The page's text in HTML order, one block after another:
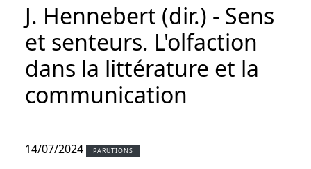
J. Hennebert (dir.) - Sens
et senteurs. L'olfaction
dans la littérature et la
communication
14/07/2024 PARUTIONS